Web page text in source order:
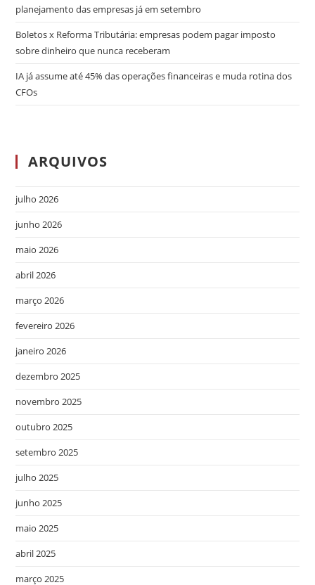
planejamento das empresas já em setembro
Boletos x Reforma Tributária: empresas podem pagar imposto
sobre dinheiro que nunca receberam
IA já assume até 45% das operações financeiras e muda rotina dos
CFOs
ARQUIVOS
julho 2026
junho 2026
maio 2026
abril 2026
março 2026
fevereiro 2026
janeiro 2026
dezembro 2025
novembro 2025
outubro 2025
setembro 2025
julho 2025
junho 2025
maio 2025
abril 2025
março 2025